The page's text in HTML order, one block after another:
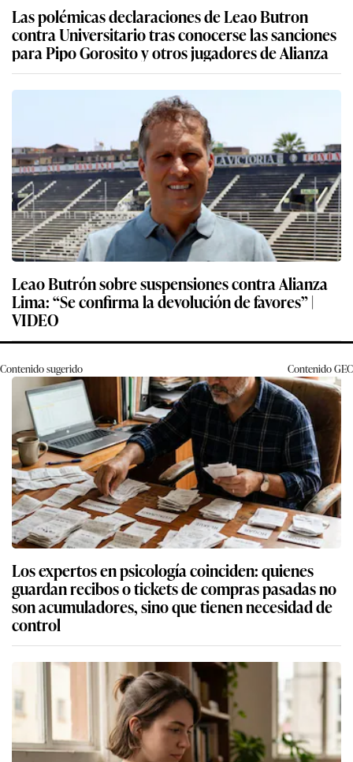
Las polémicas declaraciones de Leao Butron
contra Universitario tras conocerse las sanciones
para Pipo Gorosito y otros jugadores de Alianza
Leao Butrón sobre suspensiones contra Alianza
Lima: “Se confirma la devolución de favores” |
VIDEO
Contenido sugerido ContenidoGEC
Los expertos en psicología coinciden: quienes
guardan recibos o tickets de compras pasadas no
son acumuladores, sino que tienen necesidad de
control